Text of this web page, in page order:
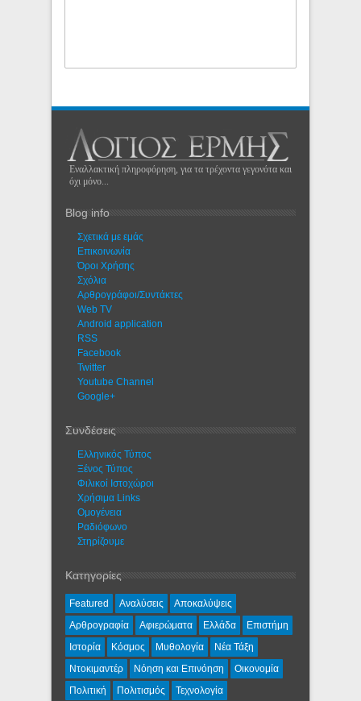
Εναλλακτική πληροφόρηση, για τα τρέχοντα γεγονότα και
όχι μόνο...
Blog info
Σχετικά με εμάς
Eπικοινωνία
Όροι Χρήσης
Σχόλια
Αρθρογράφοι/Συντάκτες
Web TV
Android application
RSS
Facebook
Twitter
Youtube Channel
Google+
Συνδέσεις
Ελληνικός Τύπος
Ξένος Τύπος
Φιλικοί Ιστοχώροι
Χρήσιμα Links
Ομογένεια
Ραδιόφωνο
Στηρίζουμε
Κατηγορίες
Featured Αναλύσεις
Αποκαλύψεις
Αρθρογραφία
Αφιερώματα Ελλάδα
Επιστήμη
Ιστορία
Κόσμος Μυθολογία
Νέα Τάξη
Ντοκιμαντέρ
Νόηση και Επινόηση
Οικονομία
Πολιτική
Πολιτισμός Τεχνολογία